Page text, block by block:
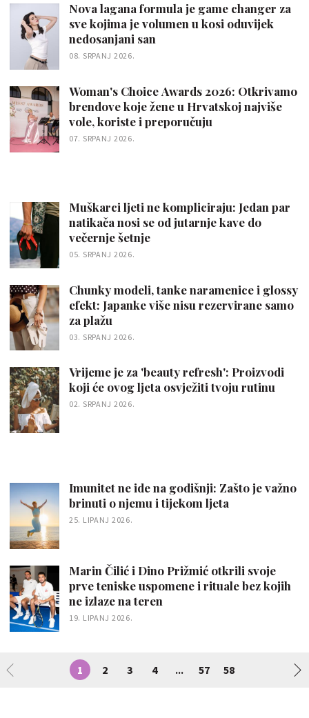
Nova lagana formula je game changer za
sve kojima je volumen u kosi oduvijek
nedosanjani san
08. SRPANJ 2026.
Woman's Choice Awards 2026: Otkrivamo
brendove koje žene u Hrvatskoj najviše
vole, koriste i preporučuju
07. SRPANJ 2026.
Muškarci ljeti ne kompliciraju: Jedan par
natikača nosi se od jutarnje kave do
večernje šetnje
05. SRPANJ 2026.
Chunky modeli, tanke naramenice i glossy
efekt: Japanke više nisu rezervirane samo
za plažu
03. SRPANJ 2026.
Vrijeme je za 'beauty refresh': Proizvodi
koji će ovog ljeta osvježiti tvoju rutinu
02. SRPANJ 2026.
Imunitet ne ide na godišnji: Zašto je važno
brinuti o njemu i tijekom ljeta
25. LIPANJ 2026.
Marin Čilić i Dino Prižmić otkrili svoje
prve teniske uspomene i rituale bez kojih
ne izlaze na teren
19. LIPANJ 2026.
1 2 3 4 ... 57 58